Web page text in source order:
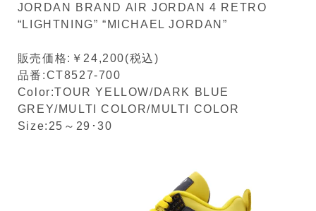
JORDAN BRAND AIR JORDAN 4 RETRO
“LIGHTNING” “MICHAEL JORDAN”
販売価格:￥24,200(税込)
品番:CT8527-700
Color:TOUR YELLOW/DARK BLUE
GREY/MULTI COLOR/MULTI COLOR
Size:25～29･30